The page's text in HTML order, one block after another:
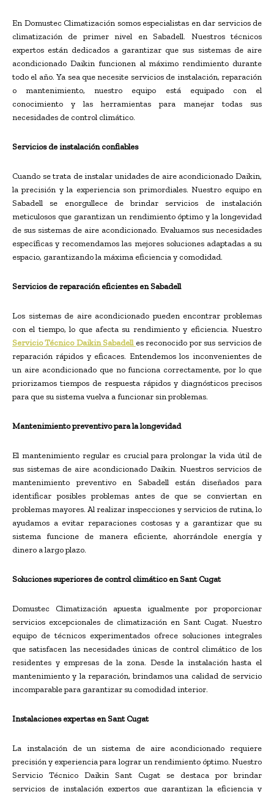
En Domustec Climatización somos especialistas en dar servicios de
climatización de primer nivel en Sabadell. Nuestros técnicos
expertos están dedicados a garantizar que sus sistemas de aire
acondicionado Daikin funcionen al máximo rendimiento durante
todo el año. Ya sea que necesite servicios de instalación, reparación
o mantenimiento, nuestro equipo está equipado con el
conocimiento y las herramientas para manejar todas sus
necesidades de control climático.
Servicios de instalación confiables
Cuando se trata de instalar unidades de aire acondicionado Daikin,
la precisión y la experiencia son primordiales. Nuestro equipo en
Sabadell se enorgullece de brindar servicios de instalación
meticulosos que garantizan un rendimiento óptimo y la longevidad
de sus sistemas de aire acondicionado. Evaluamos sus necesidades
específicas y recomendamos las mejores soluciones adaptadas a su
espacio, garantizando la máxima eficiencia y comodidad.
Servicios de reparación eficientes en Sabadell
Los sistemas de aire acondicionado pueden encontrar problemas
con el tiempo, lo que afecta su rendimiento y eficiencia. Nuestro
Servicio Técnico Daikin Sabadell es reconocido por sus servicios de
reparación rápidos y eficaces. Entendemos los inconvenientes de
un aire acondicionado que no funciona correctamente, por lo que
priorizamos tiempos de respuesta rápidos y diagnósticos precisos
para que su sistema vuelva a funcionar sin problemas.
Mantenimiento preventivo para la longevidad
El mantenimiento regular es crucial para prolongar la vida útil de
sus sistemas de aire acondicionado Daikin. Nuestros servicios de
mantenimiento preventivo en Sabadell están diseñados para
identificar posibles problemas antes de que se conviertan en
problemas mayores. Al realizar inspecciones y servicios de rutina, lo
ayudamos a evitar reparaciones costosas y a garantizar que su
sistema funcione de manera eficiente, ahorrándole energía y
dinero a largo plazo.
Soluciones superiores de control climático en Sant Cugat
Domustec Climatización apuesta igualmente por proporcionar
servicios excepcionales de climatización en Sant Cugat. Nuestro
equipo de técnicos experimentados ofrece soluciones integrales
que satisfacen las necesidades únicas de control climático de los
residentes y empresas de la zona. Desde la instalación hasta el
mantenimiento y la reparación, brindamos una calidad de servicio
incomparable para garantizar su comodidad interior.
Instalaciones expertas en Sant Cugat
La instalación de un sistema de aire acondicionado requiere
precisión y experiencia para lograr un rendimiento óptimo. Nuestro
Servicio Técnico Daikin Sant Cugat se destaca por brindar
servicios de instalación expertos que garantizan la eficiencia y